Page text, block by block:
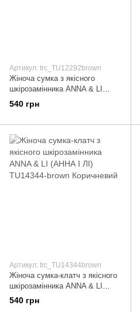
Артикул: trc_TU12292brown
Жіноча сумка з якісного
шкірозамінника ANNA & LI
(АННА І ЛІ) TU1229-2-brown
Коричневий
540 грн
Артикул: trc_TU14344brown
Жіноча сумка-клатч з якісного
шкірозамінника ANNA & LI
(АННА І ЛІ) TU14344-brown
Коричневий
540 грн